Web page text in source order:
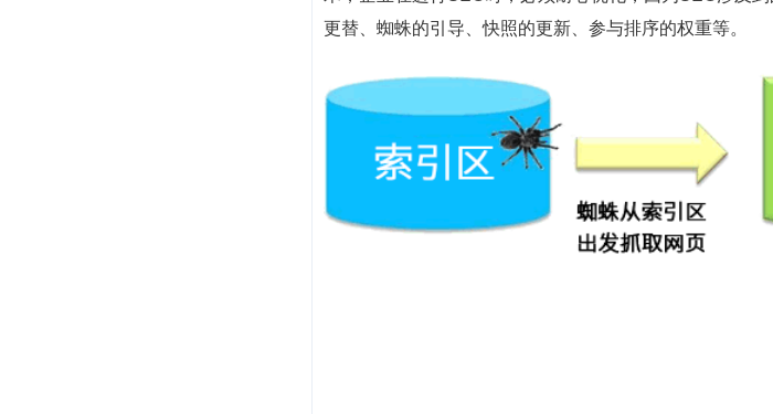
更替、蜘蛛的引导、快照的更新、参与排序的权重等。